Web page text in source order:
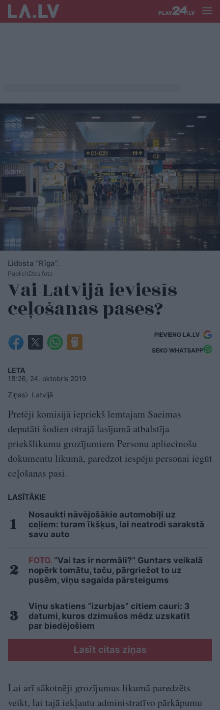
Lidosta “Rīga”.
Publicitātes foto
Vai Latvijā ieviesīs
ceļošanas pases?
PIEVIENO LA.LV
SEKO WHATSAPP
LETA
18:26, 24. oktobris 2019
Ziņas
Latvijā
Pretēji komisijā iepriekš lemtajam Saeimas
deputāti šodien otrajā lasījumā atbalstīja
priekšlikumu grozījumiem Personu apliecinošu
dokumentu likumā, paredzot iespēju personai iegūt
ceļošanas pasi.
LASĪTĀKIE
Nosaukti nāvējošākie automobiļi uz
ceļiem: turam īkšķus, lai neatrodi sarakstā
savu auto
FOTO. “Vai tas ir normāli?” Guntars veikalā
nopērk tomātu, taču, pārgriežot to uz
pusēm, viņu sagaida pārsteigums
Viņu skatiens “izurbjas” citiem cauri: 3
datumi, kuros dzimušos mēdz uzskatīt
par biedējošiem
Lasīt citas ziņas
Lai arī sākotnēji grozījumus likumā paredzēts
veikt, lai tajā iekļautu administratīvo pārkāpumu